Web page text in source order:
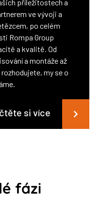
příležitostech a
ve vývoji a
po celém
Rompa Group
a kvalitě. Od
a montáže až
my se o
si více
fázi